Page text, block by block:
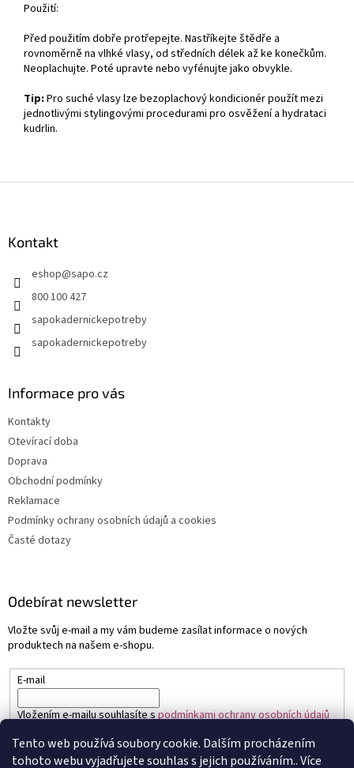
Tento web používá soubory cookie. Dalším procházením
tohoto webu vyjadřujete souhlas s jejich používáním.. Více
Použití:
Před použitím dobře protřepejte. Nastříkejte štědře a
rovnoměrně na vlhké vlasy, od středních délek až ke konečkům.
Neoplachujte. Poté upravte nebo vyfénujte jako obvykle.
Tip: Pro suché vlasy lze bezoplachový kondicionér použít mezi
jednotlivými stylingovými procedurami pro osvěžení a hydrataci
kudrlin.
Kontakt
eshop@sapo.cz
800 100 427
sapokadernickepotreby
sapokadernickepotreby
Informace pro vás
Kontakty
Otevírací doba
Doprava
Obchodní podmínky
Reklamace
Podmínky ochrany osobních údajů a cookies
Časté dotazy
Odebírat newsletter
Vložte svůj e-mail a my vám budeme zasílat informace o nových
produktech na našem e-shopu.
E-mail
Vložením e-mailu souhlasíte spodmínkami ochrany osobních údajů
PŘIHLÁSIT SE